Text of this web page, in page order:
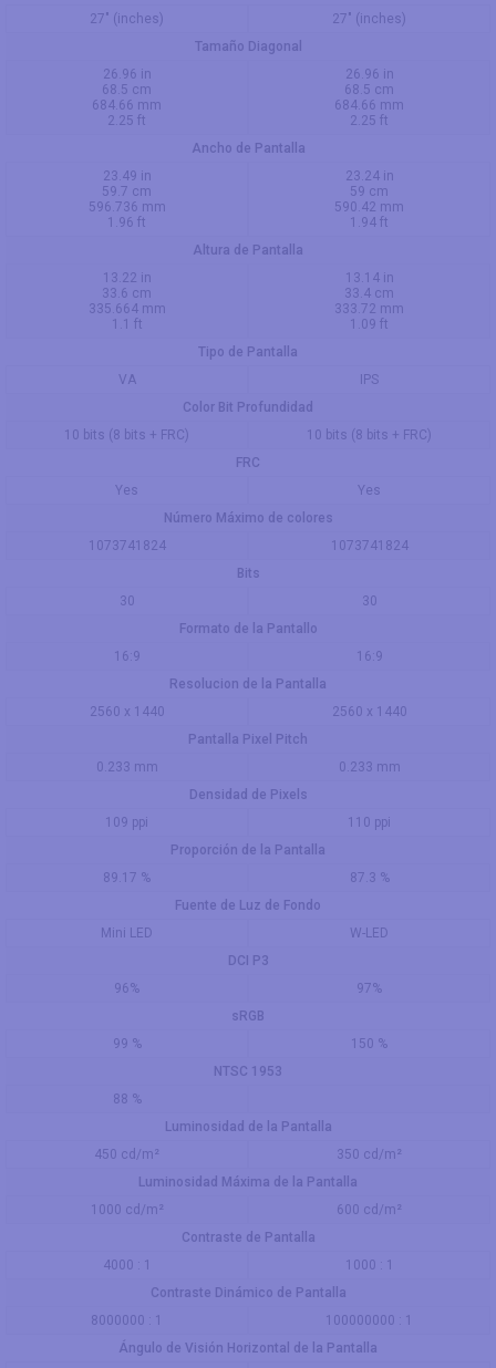
27" (inches)
27" (inches)
Tamaño Diagonal
26.96 in
68.5 cm
684.66 mm
2.25 ft
26.96 in
68.5 cm
684.66 mm
2.25 ft
Ancho de Pantalla
23.49 in
59.7 cm
596.736 mm
1.96 ft
23.24 in
59 cm
590.42 mm
1.94 ft
Altura de Pantalla
13.22 in
33.6 cm
335.664 mm
1.1 ft
13.14 in
33.4 cm
333.72 mm
1.09 ft
Tipo de Pantalla
VA
IPS
Color Bit Profundidad
10 bits (8 bits + FRC)
10 bits (8 bits + FRC)
FRC
Yes
Yes
Número Máximo de colores
1073741824
1073741824
Bits
30
30
Formato de la Pantallo
16:9
16:9
Resolucion de la Pantalla
2560 x 1440
2560 x 1440
Pantalla Pixel Pitch
0.233 mm
0.233 mm
Densidad de Pixels
109 ppi
110 ppi
Proporción de la Pantalla
89.17 %
87.3 %
Fuente de Luz de Fondo
Mini LED
W-LED
DCI P3
96%
97%
sRGB
99 %
150 %
NTSC 1953
88 %
Luminosidad de la Pantalla
450 cd/m²
350 cd/m²
Luminosidad Máxima de la Pantalla
1000 cd/m²
600 cd/m²
Contraste de Pantalla
4000 : 1
1000 : 1
Contraste Dinámico de Pantalla
8000000 : 1
100000000 : 1
Ángulo de Visión Horizontal de la Pantalla